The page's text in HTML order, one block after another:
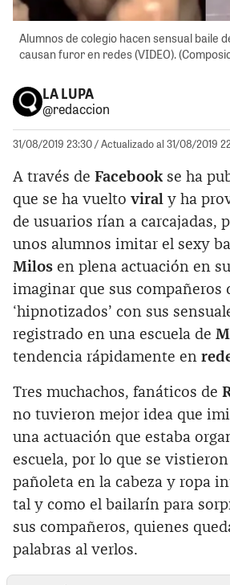
Alumnos de colegio hacen sensual baile
causan furor en redes (VIDEO).
LA LUPA
@redaccion
31/08/2019 23:30/ Actualizado al 31/08/2019
A través de Facebook se ha
que se ha vuelto viral y ha
de usuarios rían a carcajadas,
unos alumnos imitar el sexy
Milos en plena actuación en
imaginar que sus compañeros
‘hipnotizados’ con sus
registrado en una escuela de
tendencia rápidamente en
Tres muchachos, fanáticos de
no tuvieron mejor idea que
una actuación que estaba
escuela, por lo que se
pañoleta en la cabeza y ropa
tal y como el bailarín para
sus compañeros, quienes
palabras al verlos.